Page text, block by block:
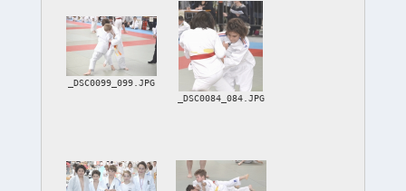
_DSC0099_099.JPG
_DSC0084_084.JPG